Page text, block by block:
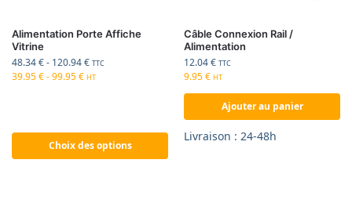
Alimentation Porte Affiche
Vitrine
48.34€- 120.94€ TTC
39.95€-99.95€ HT
Choix des options
Câble Connexion Rail /
Alimentation
12.04€ TTC
9.95€ HT
Ajouter au panier
Livraison : 24-48h